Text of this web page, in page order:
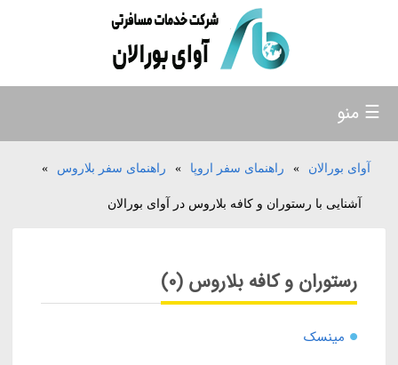
آوای بورالان » راهنمای سفر اروپا » راهنمای سفر بلاروس »
آشنایی با رستوران و کافه بلاروس در آوای بورالان
رستوران و کافه بلاروس (0)
مینسک
☰ منو